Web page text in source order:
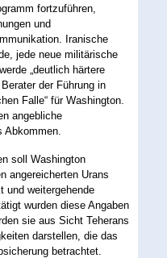
fortzuführen,
und
Iranische
jede neue militärische
„deutlich härtere
der Führung in
Falle“ für Washington.
angebliche
Abkommen.
soll Washington
angereicherten Urans
und weitergehende
wurden diese Angaben
sie aus Sicht Teherans
darstellen, die das
betrachtet.